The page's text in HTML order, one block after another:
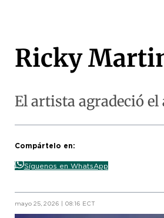
Ricky
El artista agradeció
Compártelo en:
Síguenos en WhatsApp
mayo 25, 2026 | 08:16 ECT